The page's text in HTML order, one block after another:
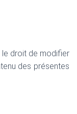
le droit de modifier
des présentes